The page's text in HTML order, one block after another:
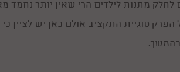
לחלק מתנות לילדים הרי שאין יותר
סוגיית התקציב אולם כאן יש לציין